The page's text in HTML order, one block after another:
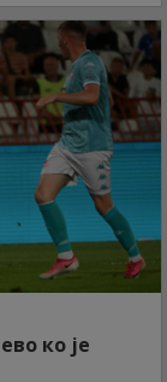
ко је